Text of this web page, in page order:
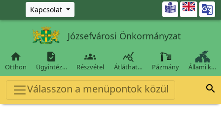
Ugrás a fő tartalomra
Kapcsolat 
Józsefvárosi Önkormányzat

Otthon

Ügyintéz…

Részvétel

Átláthat… Pázmány Állami k…
Válasszon a menüpontok közül 